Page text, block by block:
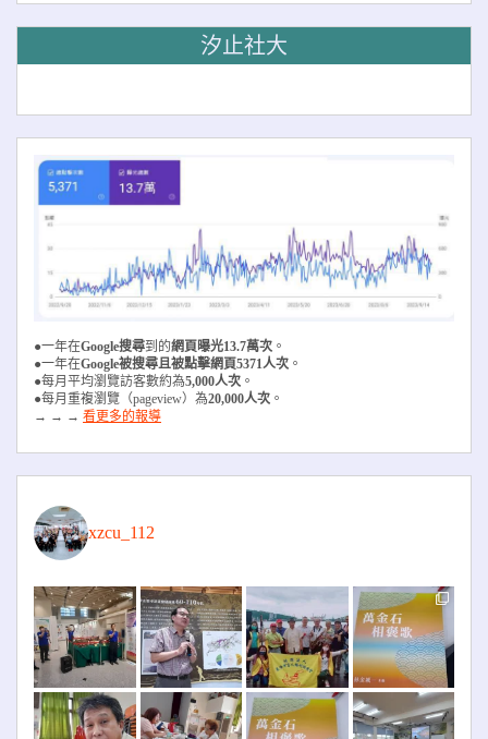
汐止社大
●一年在Google搜尋到的網頁曝光13.7萬次 。
●一年在Google被搜尋且被點擊網頁5371人次 。
●每月平均瀏覽訪客數約為5,000人次 。
●每月重複瀏覽（pageview）為20,000人次 。
→ → → 看更多的報導
xzcu_112